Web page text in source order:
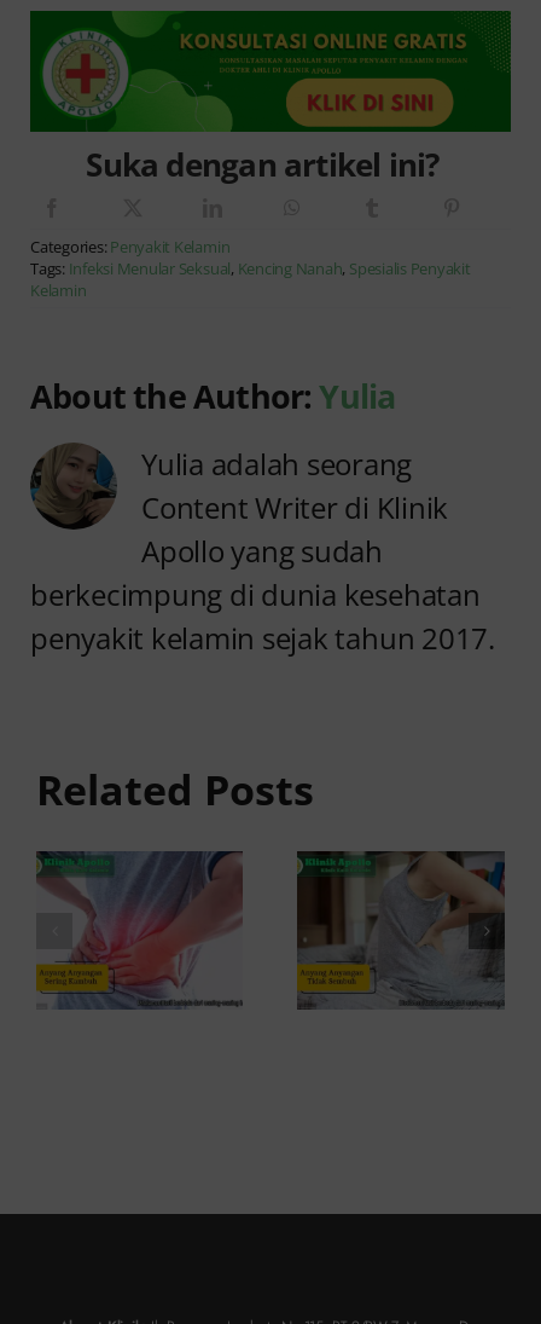
Suka dengan artikel ini?
Categories: Penyakit Kelamin
Tags: Infeksi Menular Seksual, Kencing Nanah, Spesialis Penyakit
Kelamin
About the Author:Yulia
Yulia adalah seorang
Content Writer di Klinik
Apollo yang sudah
berkecimpung di dunia kesehatan
penyakit kelamin sejak tahun 2017.
Related Posts
Penyebab
Sering
Kambuh
dan Cara
Atasinya
Anyang
Penyebab
dan
Solusinya